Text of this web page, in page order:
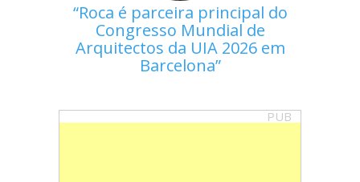
Roca é parceira principal do
Congresso Mundial de
Arquitectos da UIA 2026 em
Barcelona
PUB